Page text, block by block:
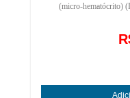
(micro-hematócrito)